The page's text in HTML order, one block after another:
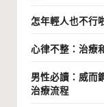
怎年輕人也不行
心律不整：治療
男性必讀：威而
治療流程